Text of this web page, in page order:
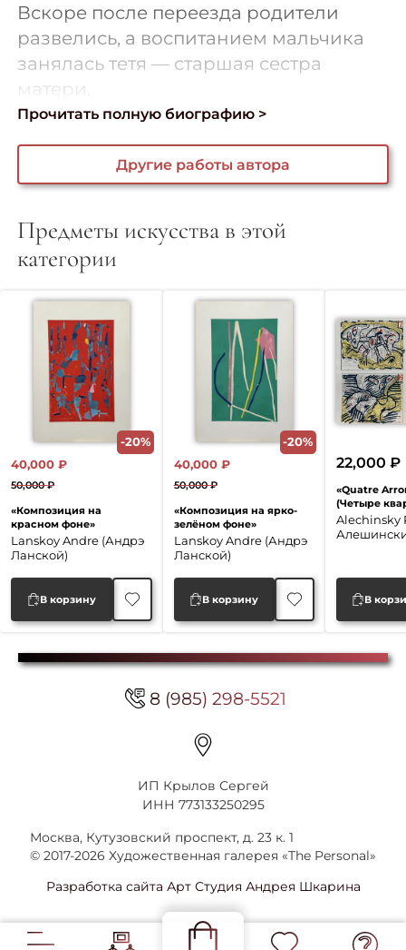
Вскоре после переезда родители
развелись, а воспитанием мальчика
занялась тетя — старшая сестра
матери.
Прочитать полную биографию >
Другие работы автора
Предметы искусства в этой
категории
-20%
«Композиция на
красном фоне»
Lanskoy Andre (Андрэ
Ланской)
50,000₽
цена
составляла
50,000 ₽.
40,000₽
цена:
40,000 ₽.
В корзину
-20%
«Композиция на ярко-
зелёном фоне»
Lanskoy Andre (Андрэ
Ланской)
50,000₽
цена
составляла
50,000 ₽.
40,000 ₽
цена:
40,000 ₽.
В корзину
«Quatre
(Четыре
Alechinsky
22,000 ₽
В
8 (985) 298-5521
ИП Крылов Сергей
ИНН 773133250295
Москва, Кутузовский проспект, д. 23 к. 1
© 2017-2026 Художественная галерея «The Personal»
Разработка сайта Арт Студия Андрея Шкарина